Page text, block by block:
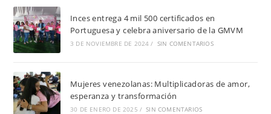
Inces entrega 4 mil 500 certificados en
Portuguesa y celebra aniversario de la GMVM
3 DE NOVIEMBRE DE 2024 / SIN COMENTARIOS
Mujeres venezolanas: Multiplicadoras de amor,
esperanza y transformación
30 DE ENERO DE 2025 / SIN COMENTARIOS